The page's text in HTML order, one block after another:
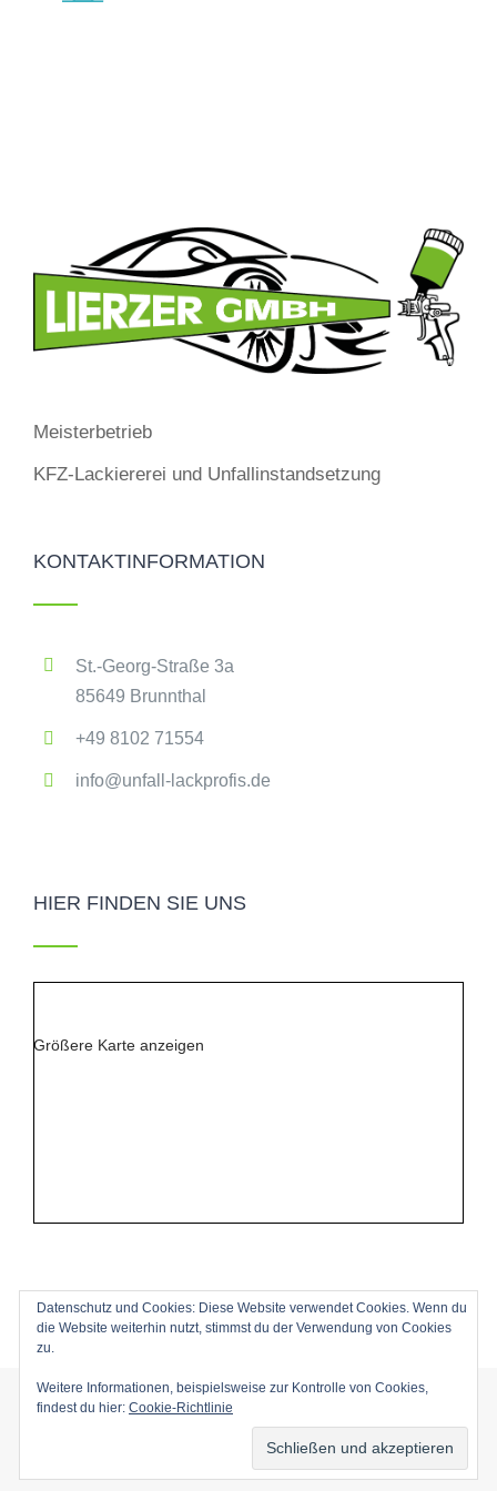
Meisterbetrieb
KFZ-Lackiererei und Unfallinstandsetzung
KONTAKTINFORMATION
St.-Georg-Straße 3a
85649 Brunnthal
+49 8102 71554
info@unfall-lackprofis.de
Datenschutz und Cookies: Diese Website verwendet Cookies. Wenn du
die Website weiterhin nutzt, stimmst du der Verwendung von Cookies
zu.
Weitere Informationen, beispielsweise zur Kontrolle von Cookies,
findest du hier: Cookie-Richtlinie
HIER FINDEN SIE UNS
Größere Karte anzeigen
© Copyright 2016 -2026 | Lierzer GmbH | All Rights
Datenschutz |Disclaimer